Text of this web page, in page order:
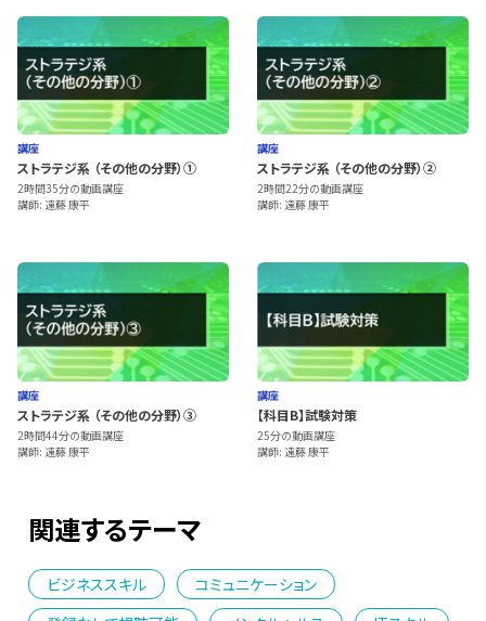
講座
ストラテジ系 （その他の分野）①
2時間35分の動画講座
講師: 遠藤 康平
講座
ストラテジ系 （その他の分野）②
2時間22分の動画講座
講師: 遠藤 康平
講座
ストラテジ系 （その他の分野）③
2時間44分の動画講座
講師: 遠藤 康平
講座
【科目B】試験対策
25分の動画講座
講師: 遠藤 康平
関連するテーマ
ビジネススキル
コミュニケーション